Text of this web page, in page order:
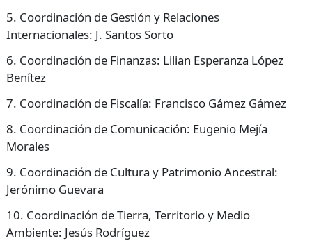
5. Coordinación de Gestión y Relaciones
Internacionales: J. Santos Sorto
6. Coordinación de Finanzas: Lilian Esperanza López
Benítez
7. Coordinación de Fiscalía: Francisco Gámez Gámez
8. Coordinación de Comunicación: Eugenio Mejía
Morales
9. Coordinación de Cultura y Patrimonio Ancestral:
Jerónimo Guevara
10. Coordinación de Tierra, Territorio y Medio
Ambiente: Jesús Rodríguez